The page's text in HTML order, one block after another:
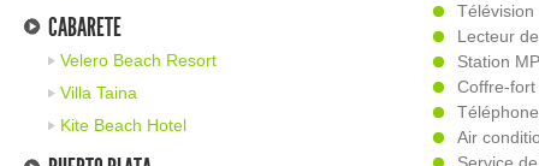
CABARETE
Velero Beach Resort
Villa Taina
Kite Beach Hotel
Télévision
Lecteur
Station
Coffre-fort
Air